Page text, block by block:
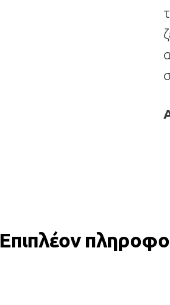
Επιπλέον